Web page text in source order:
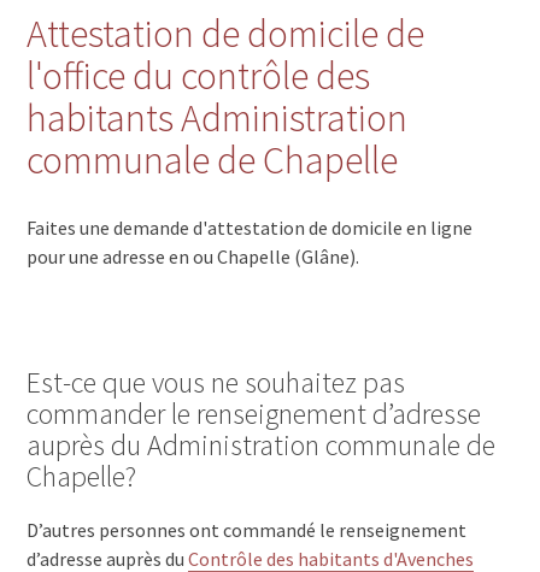
Attestation de domicile de
l'office du contrôle des
habitants Administration
communale de Chapelle
Faites une demande d'attestation de domicile en ligne
pour une adresse en ou Chapelle (Glâne).
Est-ce que vous ne souhaitez pas
commander le renseignement d’adresse
auprès du Administration communale de
Chapelle?
D’autres personnes ont commandé le renseignement
d’adresse auprès duContrôle des habitants d'Avenches